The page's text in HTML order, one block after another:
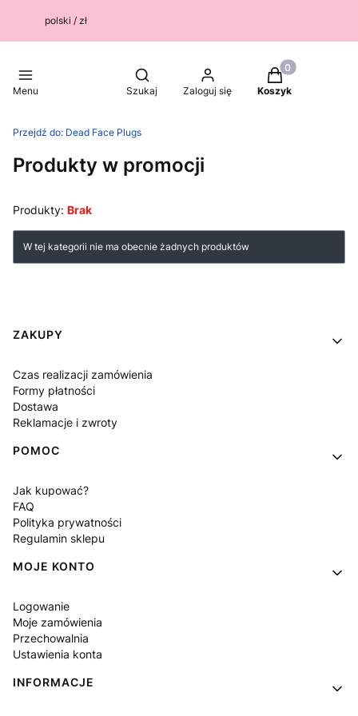
polski / zł
Menu
Otwórz wyszukiwarkę
Szukaj Zaloguj się
Produkty w
Koszyk
Przejdź do: Dead Face Plugs
Produkty w promocji
Produkty: Brak
Lista produktów
W tej kategorii nie ma obecnie żadnych produktów
Linki w stopce
ZAKUPY
Czas realizacji zamówienia
Formy płatności
Dostawa
Reklamacje i zwroty
POMOC
Jak kupować?
FAQ
Polityka prywatności
Regulamin sklepu
MOJE KONTO
Logowanie
Moje zamówienia
Przechowalnia
Ustawienia konta
INFORMACJE